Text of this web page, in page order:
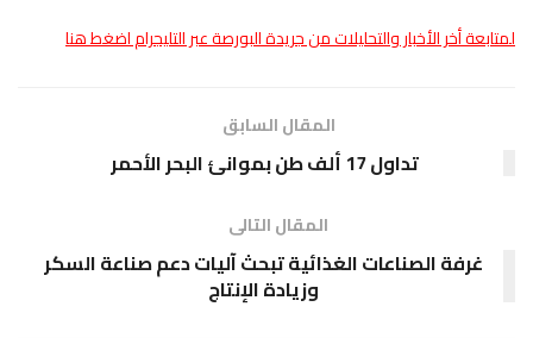
لمتابعة أخر الأخبار والتحليلات من جريدة البورصة عبر التليجرام اضغط هنا
المقال السابق
تداول 17 ألف طن بموانئ البحر الأحمر
المقال التالى
غرفة الصناعات الغذائية تبحث آليات دعم صناعة السكر
وزيادة الإنتاج